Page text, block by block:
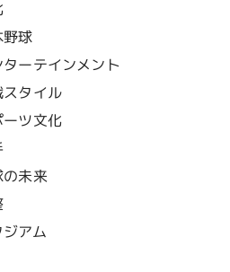
球
ーテインメント
タイル
ツ文化
未来
アム